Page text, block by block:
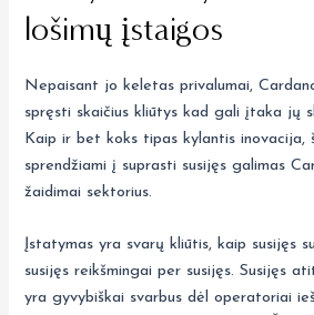
lošimų įstaigos
Nepaisant jo keletas privalumai,
spręsti skaičius kliūtys kad gali įtaka jų
Kaip ir bet koks tipas kylantis
sprendžiami į suprasti susijęs galimas
žaidimai sektorius.
Įstatymas yra svarų kliūtis, kaip susijęs
susijęs reikšmingai per susijęs. Susijęs
yra gyvybiškai svarbus dėl operatoriai